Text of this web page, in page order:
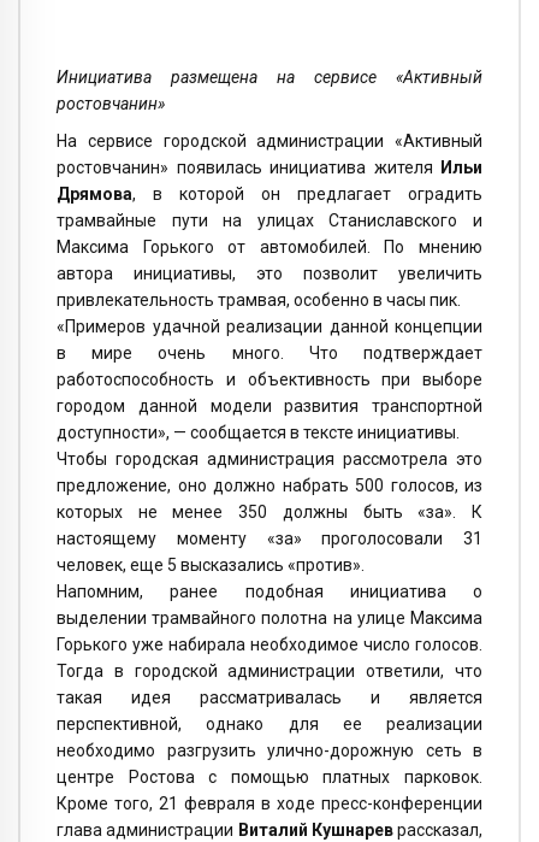
Инициатива размещена на сервисе «Активный
ростовчанин»
На сервисе городской администрации «Активный
ростовчанин» появилась инициатива жителя
Ильи
Дрямова, в которой он предлагает оградить
трамвайные пути на улицах Станиславского и
Максима Горького от автомобилей. По мнению
автора инициативы, это позволит увеличить
привлекательность трамвая, особенно в часы пик.
«Примеров удачной реализации данной концепции
в мире очень много. Что подтверждает
работоспособность и объективность при выборе
городом данной модели развития транспортной
доступности», — сообщается в тексте инициативы.
Чтобы городская администрация рассмотрела это
предложение, оно должно набрать 500 голосов, из
которых не менее 350 должны быть «за». К
настоящему моменту «за» проголосовали 31
человек, еще 5 высказались «против».
Напомним, ранее подобная инициатива о
выделении трамвайного полотна на улице Максима
Горького уже набирала необходимое число голосов.
Тогда в городской администрации ответили, что
такая идея рассматривалась и является
перспективной, однако для ее реализации
необходимо разгрузить улично-дорожную сеть в
центре Ростова с помощью платных парковок.
Кроме того, 21 февраля в ходе пресс-конференции
глава администрации Виталий Кушнареврассказал,